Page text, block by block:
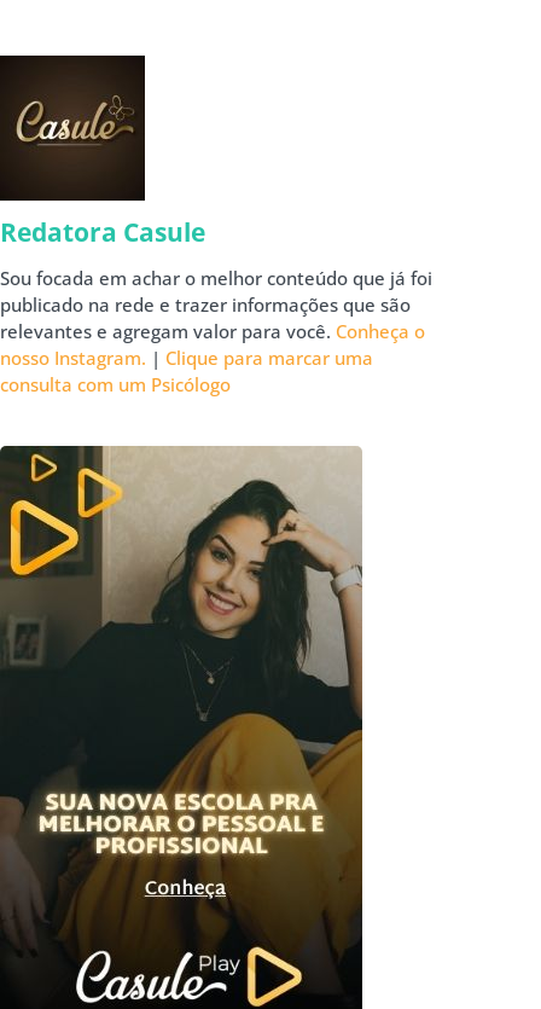
Redatora Casule
Sou focada em achar o melhor conteúdo que já foi
publicado na rede e trazer informações que são
relevantes e agregam valor para você. Conheça o
nosso Instagram. | Clique para marcar uma
consulta com um Psicólogo